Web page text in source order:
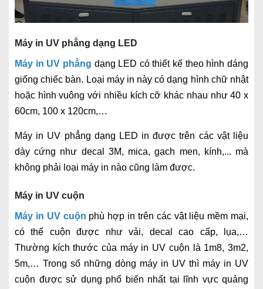
Máy in UV phẳng dạng LED
Máy in UV phẳng dạng LED có thiết kế theo hình dáng
giống chiếc bàn. Loại máy in này có dạng hình chữ nhật
hoặc hình vuông với nhiều kích cỡ khác nhau như 40 x
60cm, 100 x 120cm,…
Máy in UV phẳng dạng LED in được trên các vật liệu
dày cứng như decal 3M, mica, gạch men, kính,... mà
không phải loại máy in nào cũng làm được.
Máy in UV cuộn
Máy in UV cuộn phù hợp in trên các vật liệu mềm mại,
có thể cuộn được như vải, decal cao cấp, lụa,…
Thường kích thước của máy in UV cuộn là 1m8, 3m2,
5m,… Trong số những dòng máy in UV thì máy in UV
cuộn được sử dụng phổ biến nhất tại lĩnh vực quảng